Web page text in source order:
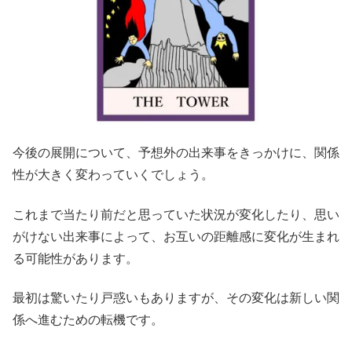
今後の展開について、予想外の出来事をきっかけに、関係
性が大きく変わっていくでしょう。
これまで当たり前だと思っていた状況が変化したり、思い
がけない出来事によって、お互いの距離感に変化が生まれ
る可能性があります。
最初は驚いたり戸惑いもありますが、その変化は新しい関
係へ進むための転機です。